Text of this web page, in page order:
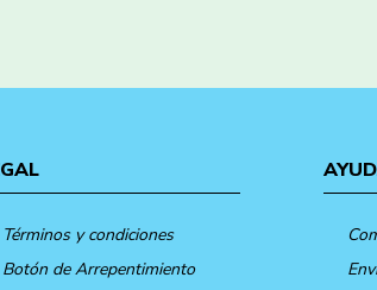
Términos y condiciones
Botón de Arrepentimiento